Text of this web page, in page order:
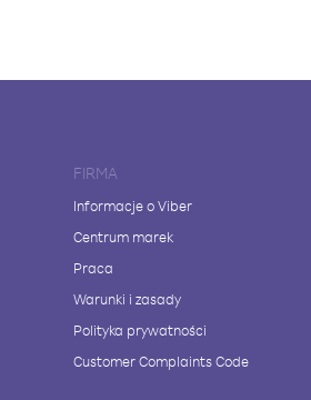
FIRMA
Informacje o Viber
Centrum marek
Praca
Warunki i zasady
Polityka prywatności
Customer Complaints Code